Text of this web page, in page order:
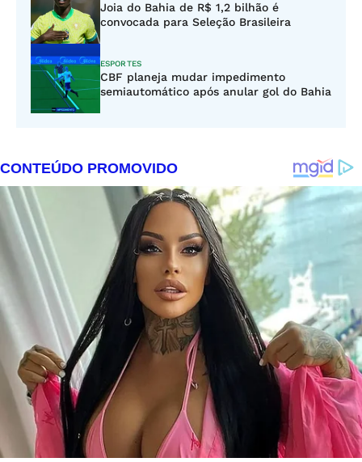
Joia do Bahia de R$ 1,2 bilhão é
convocada para Seleção Brasileira
ESPORTES
CBF planeja mudar impedimento
semiautomático após anular gol do Bahia